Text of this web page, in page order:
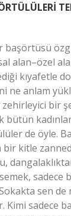
başörtüsü
alan–özel
kıyafetle
ne anlam
zehirleyici bir
bütün
de öyle.
kitle
sadece
sen de
Kimi sadece